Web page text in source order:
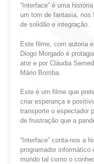
“Interface” é uma
um tom de fantasia, nos
de solidão e integração.
Este filme, com autoria
Diogo Morgado é
ator e por Cláudia
Mário Bomba.
Este é um filme que
criar esperança e
transporte o espectador
de frustração que a
“Interface” conta-nos a
programador informático
mundo tal como o